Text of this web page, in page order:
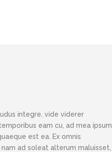
integre, vide viderer
eam cu, ad mea ipsum
est ea. Ex omnis
ad soleat alterum maluisset,